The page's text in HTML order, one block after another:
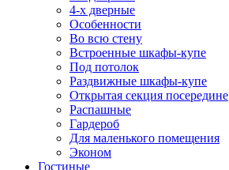
4-х дверные
Особенности
Во всю стену
Встроенные шкафы-купе
Под потолок
Раздвижные шкафы-купе
Открытая секция посередине
Распашные
Гардероб
Для маленького помещения
Эконом
Гостиные